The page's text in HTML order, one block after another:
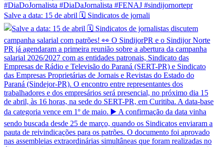
Salve a data: 15 de abril 🗓️ Sindicatos de jornali